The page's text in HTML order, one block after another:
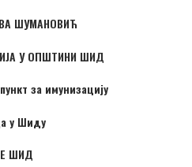
ШУМАНОВИЋ
У ОПШТИНИ ШИД
за имунизацију
у Шиду
ШИД